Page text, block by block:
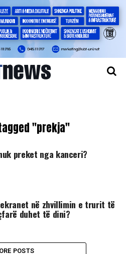
"prekja"
preket nga kanceri?
në zhvillimin e trurit të
duhet të dini?
POSTS